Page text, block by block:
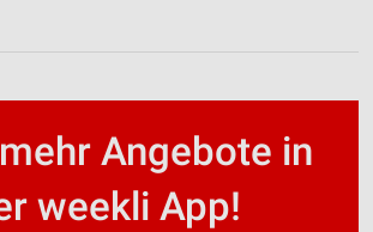
Angebote in
weekli App!